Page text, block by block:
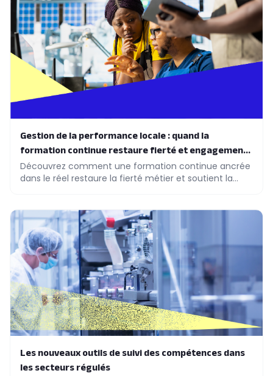
Gestion de la performance locale : quand la
formation continue restaure fierté et engagement
métier
Découvrez comment une formation continue ancrée
dans le réel restaure la fierté métier et soutient la
Les nouveaux outils de suivi des compétences dans
les secteurs régulés